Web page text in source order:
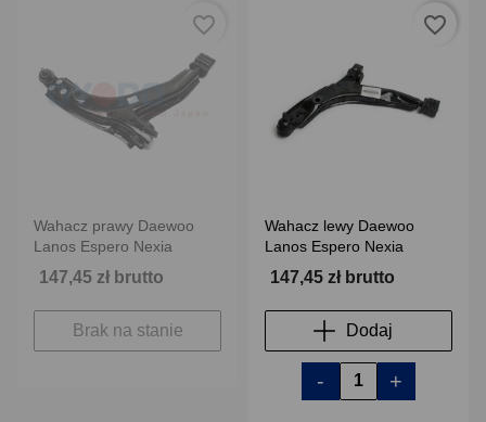
Wahacz prawy Daewoo
Lanos Espero Nexia
147,45 zł brutto
Brak na stanie
favorite_border
Wahacz lewy Daewoo
Lanos Espero Nexia
147,45 zł brutto
Dodaj
- +
favorite_border